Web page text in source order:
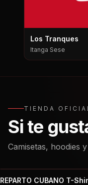
Los Tranques
Itanga Sese
TIENDA
Si te
Camisetas, hoodies
REPARTO CUBANO T-